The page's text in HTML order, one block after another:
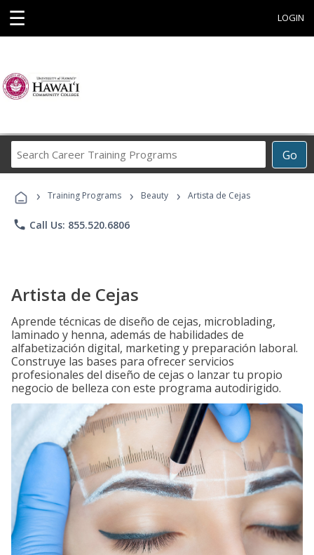
☰ LOGIN
Go
Career
Programs
› Training Programs › Beauty › Artista de Cejas
phone Call Us: 855.520.6806
Artista de Cejas
Aprende técnicas de diseño de cejas, microblading,
laminado y henna, además de habilidades de
alfabetización digital, marketing y preparación laboral.
Construye las bases para ofrecer servicios
profesionales del diseño de cejas o lanzar tu propio
negocio de belleza con este programa autodirigido.